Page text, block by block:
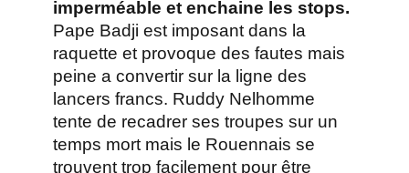
imperméable et enchaine les stops.
Pape Badji est imposant dans la
raquette et provoque des fautes mais
peine a convertir sur la ligne des
lancers francs. Ruddy Nelhomme
tente de recadrer ses troupes sur un
temps mort mais le Rouennais se
trouvent trop facilement pour être